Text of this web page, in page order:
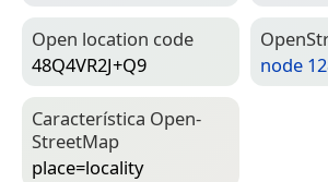
Open location code
48Q4VR2J+Q9
node
Característica Open­
Street­Map
place=­locality